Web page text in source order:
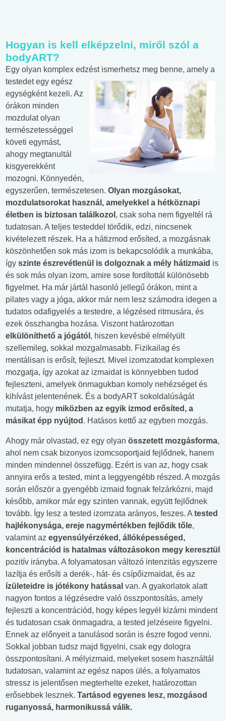
Hogyan is kell elképzelni, miről szól a
bodyART?
Egy olyan komplex edzést ismerhetsz meg benne, amely a
testedet egy egész
egységként kezeli. Az
órákon minden
mozdulat olyan
természetességgel
követi egymást,
ahogy megtanultál
kisgyerekként
mozogni. Könnyedén,
egyszerűen, természetesen. Olyan mozgásokat,
mozdulatsorokat használ, amelyekkel a hétköznapi
életben is biztosan találkozol , csak soha nem figyeltél rá
tudatosan. A teljes testeddel törődik, edzi, nincsenek
kivételezett részek. Ha a hátizmod erősíted, a mozgásnak
köszönhetően sok más izom is bekapcsolódik a munkába,
így szinte észrevétlenül is dolgoznak a mély hátizmaid is
és sok más olyan izom, amire sose fordítottál különösebb
figyelmet. Ha már jártál hasonló jellegű órákon, mint a
pilates vagy a jóga, akkor már nem lesz számodra idegen a
tudatos odafigyelés a testedre, a légzésed ritmusára, és
ezek összhangba hozása. Viszont határozottan
elkülöníthető a jógától , hiszen kevésbé elmélyült
szellemileg, sokkal mozgalmasabb. Fizikailag és
mentálisan is erősít, fejleszt. Mivel izomzatodat komplexen
mozgatja, így azokat az izmaidat is könnyebben tudod
fejleszteni, amelyek önmagukban komoly nehézséget és
kihívást jelentenének. És a bodyART sokoldalúságát
mutatja, hogy miközben az egyik izmod erősíted, a
másikat épp nyújtod . Hatásos kettő az egyben mozgás.
Ahogy már olvastad, ez egy olyan összetett mozgásforma,
ahol nem csak bizonyos izomcsoportjaid fejlődnek, hanem
minden mindennel összefügg. Ezért is van az, hogy csak
annyira erős a tested, mint a leggyengébb részed. A mozgás
során először a gyengébb izmaid fognak felzárkózni, majd
később, amikor már egy szinten vannak, együtt fejlődnek
tovább. Így lesz a tested izomzata arányos, feszes. A tested
hajlékonysága, ereje nagymértékben fejlődik tőle,
valamint az egyensúlyérzéked, állóképességed,
koncentrációd is hatalmas változásokon megy keresztül
pozitív irányba. A folyamatosan változó intenzitás egyszerre
lazítja és erősíti a derék-, hát- és csípőizmaidat, és az
ízületeidre is jótékony hatással van. A gyakorlatok alatt
nagyon fontos a légzésedre való összpontosítás, amely
fejleszti a koncentrációd, hogy képes legyél kizárni mindent
és tudatosan csak önmagadra, a tested jelzéseire figyelni.
Ennek az előnyeit a tanulásod során is észre fogod venni.
Sokkal jobban tudsz majd figyelni, csak egy dologra
összpontosítani. A mélyizmaid, melyeket sosem használtál
tudatosan, valamint az egész napos ülés, a folyamatos
stressz is jelentősen megterhelte ezeket, határozottan
erősebbek lesznek. Tartásod egyenes lesz, mozgásod
ruganyossá, harmonikussá válik.